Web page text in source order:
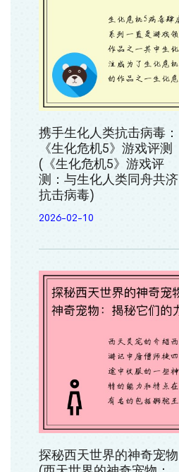
携手生化人类抗击病毒：
《生化危机5》游戏评测
(《生化危机5》游戏评
测：与生化人类同舟共济
抗击病毒)
2026-02-10
探秘西天世界的神奇宠物